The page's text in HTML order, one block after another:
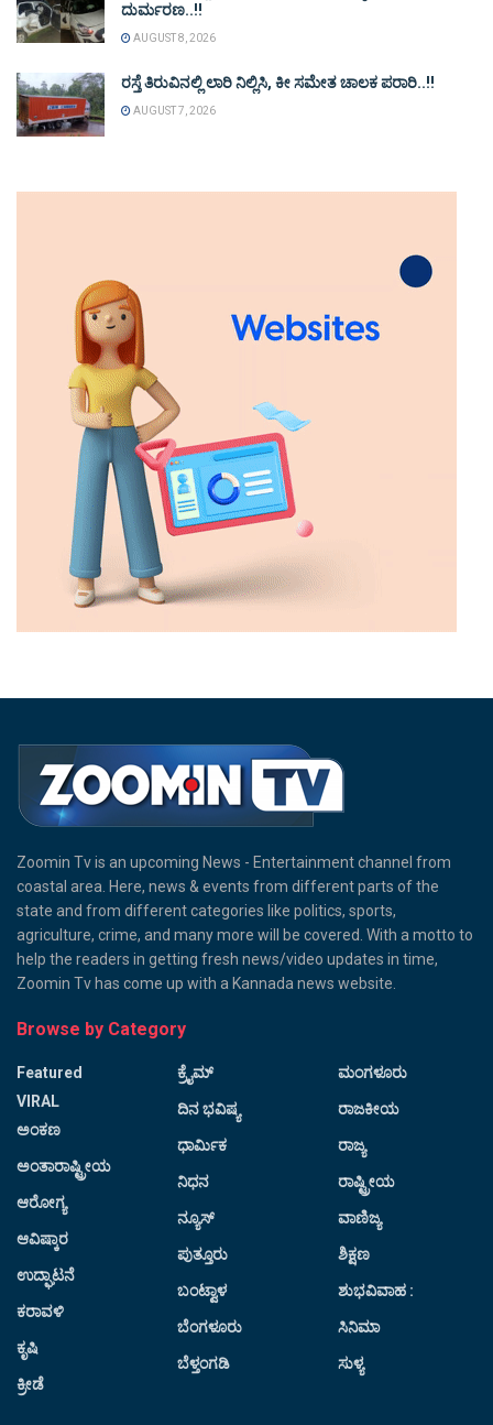
ದುರ್ಮರಣ..!!
AUGUST 8, 2026
ರಸ್ತೆ ತಿರುವಿನಲ್ಲಿ ಲಾರಿ ನಿಲ್ಲಿಸಿ, ಕೀ ಸಮೇತ ಚಾಲಕ ಪರಾರಿ..!!
AUGUST 7, 2026
Zoomin Tv is an upcoming News - Entertainment channel from
coastal area. Here, news & events from different parts of the
state and from different categories like politics, sports,
agriculture, crime, and many more will be covered. With a motto to
help the readers in getting fresh news/video updates in time,
Zoomin Tv has come up with a Kannada news website.
Browse by Category
Featured
VIRAL
ಅಂಕಣ
ಅಂತಾರಾಷ್ಟ್ರೀಯ
ಆರೋಗ್ಯ
ಆವಿಷ್ಕಾರ
ಉದ್ಘಾಟನೆ
ಕರಾವಳಿ
ಕೃಷಿ
ಕ್ರೀಡೆ
ಕ್ರೈಮ್
ದಿನ ಭವಿಷ್ಯ
ಧಾರ್ಮಿಕ
ನಿಧನ
ನ್ಯೂಸ್
ಪುತ್ತೂರು
ಬಂಟ್ವಾಳ
ಬೆಂಗಳೂರು
ಬೆಳ್ತಂಗಡಿ
ಮಂಗಳೂರು
ರಾಜಕೀಯ
ರಾಜ್ಯ
ರಾಷ್ಟ್ರೀಯ
ವಾಣಿಜ್ಯ
ಶಿಕ್ಷಣ
ಶುಭವಿವಾಹ :
ಸಿನಿಮಾ
ಸುಳ್ಯ